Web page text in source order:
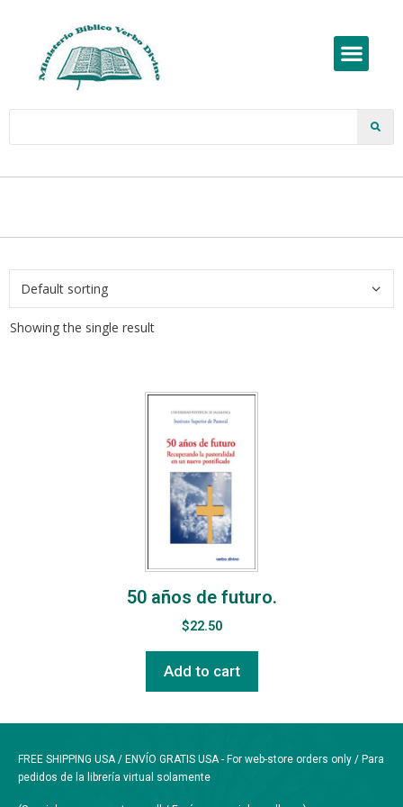
Showing the single result
50 años de futuro.
$22.50
Add to cart
FREE SHIPPING USA / ENVÍO GRATIS USA - For web-store orders only / Para
pedidos de la librería virtual solamente